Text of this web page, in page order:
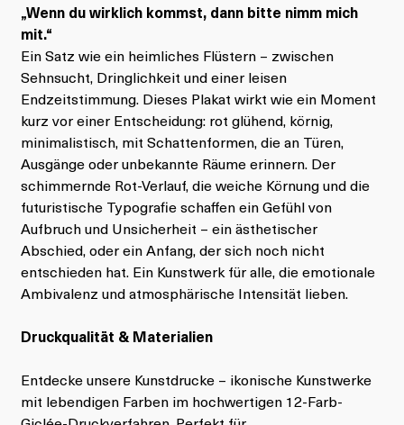
„Wenn du wirklich kommst, dann bitte nimm mich
mit.“
Ein Satz wie ein heimliches Flüstern – zwischen
Sehnsucht, Dringlichkeit und einer leisen
Endzeitstimmung. Dieses Plakat wirkt wie ein Moment
kurz vor einer Entscheidung: rot glühend, körnig,
minimalistisch, mit Schattenformen, die an Türen,
Ausgänge oder unbekannte Räume erinnern. Der
schimmernde Rot-Verlauf, die weiche Körnung und die
futuristische Typografie schaffen ein Gefühl von
Aufbruch und Unsicherheit – ein ästhetischer
Abschied, oder ein Anfang, der sich noch nicht
entschieden hat. Ein Kunstwerk für alle, die emotionale
Ambivalenz und atmosphärische Intensität lieben.
Druckqualität & Materialien
Entdecke unsere Kunstdrucke – ikonische Kunstwerke
mit lebendigen Farben im hochwertigen 12-Farb-